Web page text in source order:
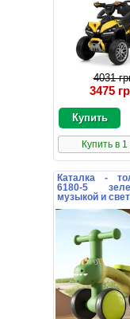
4031
3475
Купить в 1
Каталка -
6180-5
музыкой и